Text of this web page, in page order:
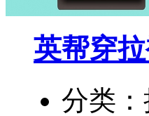
英帮穿
分类